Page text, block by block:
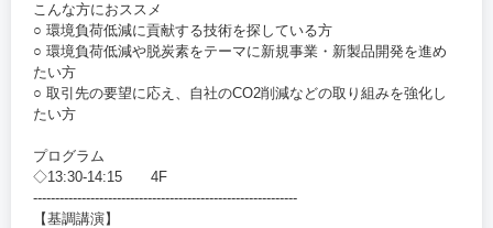
こんな方におススメ
○ 環境負荷低減に貢献する技術を探している方
○ 環境負荷低減や脱炭素をテーマに新規事業・新製品開発を進め
たい方
○ 取引先の要望に応え、自社のCO2削減などの取り組みを強化し
たい方
プログラム
◇13:30-14:15 4F
------------------------------------------------------------
【基調講演】